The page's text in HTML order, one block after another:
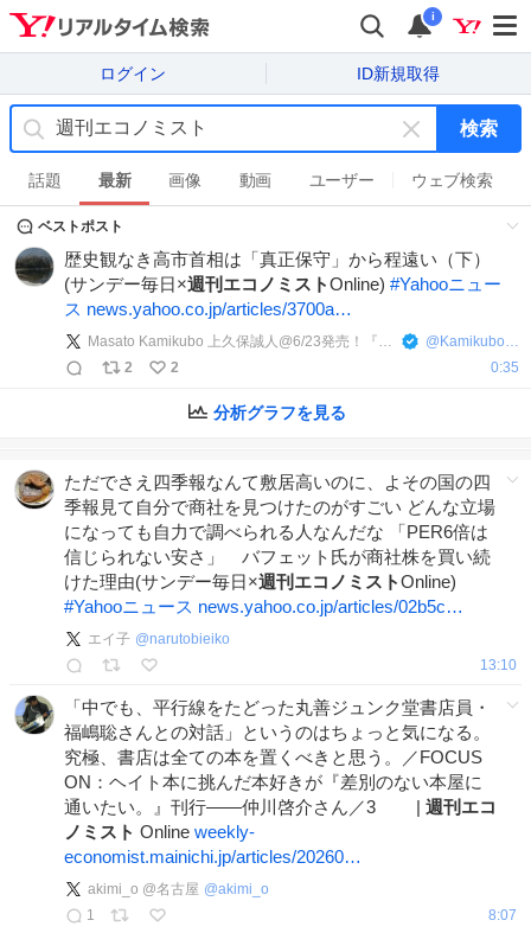
i
ログイン ID新規取得
キ
ー
ワ
ド
を
検索
話題 最新 画像 動画 ユーザー ウェブ検索
ベストポスト
歴史観なき高市首相は「真正保守」から程遠い（下）
(サンデー毎日×週刊エコノミストOnline) #Yahooニュー
ス news.yahoo.co.jp/articles/3700a…
Masato Kamikubo 上久保誠人@6/23発売！『煽動政治』(三省堂) @ KamikuboMasato
2
2 0:35
分析グラフを見る
ただでさえ四季報なんて敷居高いのに、よその国の四
季報見て自分で商社を見つけたのがすごい どんな立場
になっても自力で調べられる人なんだな 「PER6倍は
信じられない安さ」 バフェット氏が商社株を買い続
けた理由(サンデー毎日×週刊エコノミストOnline)
#Yahooニュース news.yahoo.co.jp/articles/02b5c…
エイ子 @narutobieiko
13:10
「中でも、平行線をたどった丸善ジュンク堂書店員・
福嶋聡さんとの対話」というのはちょっと気になる。
究極、書店は全ての本を置くべきと思う。／FOCUS
ON：ヘイト本に挑んだ本好きが『差別のない本屋に
通いたい。』刊行――仲川啓介さん／3 | 週刊エコ
ノミスト Online weekly-
economist.mainichi.jp/articles/20260…
akimi_o @名古屋 @akimi_o
1
8:07